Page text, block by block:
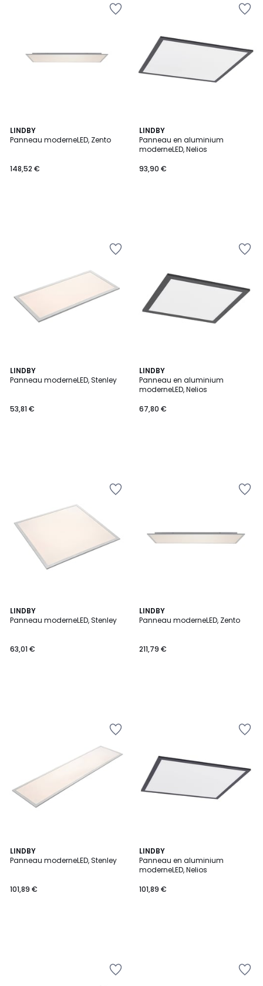
LINDBY
Panneau moderneLED, Zento
148,52 €
LINDBY
Panneau en aluminium
moderneLED, Nelios
93,90 €
LINDBY
Panneau moderneLED, Stenley
53,81 €
LINDBY
Panneau en aluminium
moderneLED, Nelios
67,80 €
LINDBY
Panneau moderneLED, Stenley
63,01 €
LINDBY
Panneau moderneLED, Zento
211,79 €
LINDBY
Panneau moderneLED, Stenley
101,89 €
LINDBY
Panneau en aluminium
moderneLED, Nelios
101,89 €